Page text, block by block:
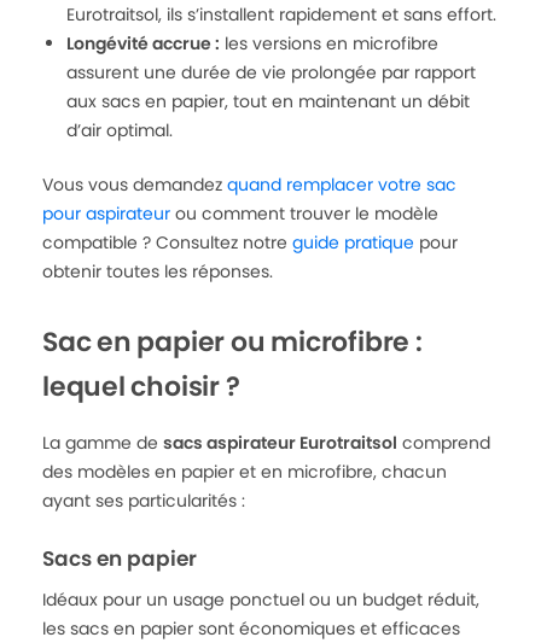
Eurotraitsol, ils s’installent rapidement et sans effort.
Longévité accrue : les versions en microfibre
assurent une durée de vie prolongée par rapport
aux sacs en papier, tout en maintenant un débit
d’air optimal.
Vous vous demandez quand remplacer votre sac
pour aspirateur ou comment trouver le modèle
compatible ? Consultez notre guide pratique pour
obtenir toutes les réponses.
Sac en papier ou microfibre :
lequel choisir ?
La gamme de sacs aspirateur Eurotraitsol comprend
des modèles en papier et en microfibre, chacun
ayant ses particularités :
Sacs en papier
Idéaux pour un usage ponctuel ou un budget réduit,
les sacs en papier sont économiques et efficaces